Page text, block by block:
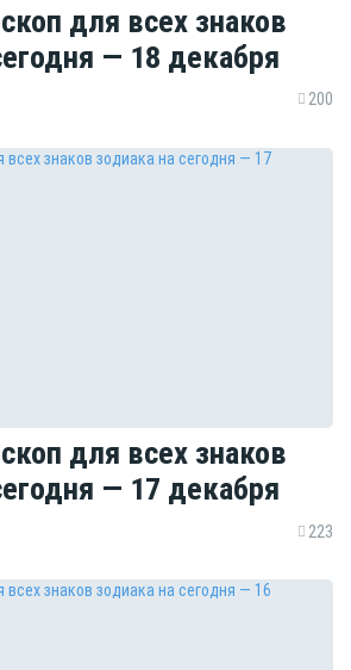
для всех знаков
— 18 декабря
200
для всех знаков
— 17 декабря
223